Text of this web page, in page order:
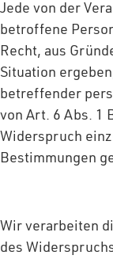
Jede von der
betroffene
Recht, aus
Situation
betreffender
von Art. 6 Abs. 1
Widerspruch
Bestimmungen
Wir verarbeiten
des